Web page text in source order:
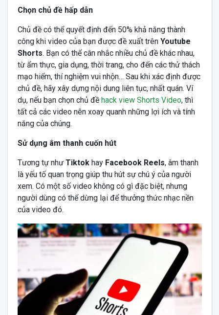
Chọn chủ đề hấp dẫn
Chủ đề có thể quyết định đến 50% khả năng thành
công khi video của bạn được đề xuất trên Youtube
Shorts. Bạn có thể cân nhắc nhiều chủ đề khác nhau,
từ ẩm thực, gia dụng, thời trang, cho đến các thử thách
mạo hiểm, thí nghiệm vui nhộn… Sau khi xác định được
chủ đề, hãy xây dựng nội dung liên tục, nhất quán. Ví
dụ, nếu bạn chọn chủ đề hack view Shorts Video, thì
tất cả các video nên xoay quanh những lợi ích và tính
năng của chúng.
Sử dụng âm thanh cuốn hút
Tương tự như Tiktokhay Facebook Reels, âm thanh
là yếu tố quan trọng giúp thu hút sự chú ý của người
xem. Có một số video không có gì đặc biệt, nhưng
người dùng có thể dừng lại để thưởng thức nhạc nền
của video đó.